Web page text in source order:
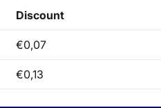
Pink